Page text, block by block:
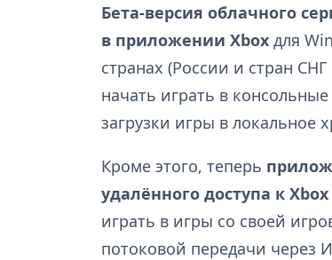
Бета-версия облачного
в приложении Xbox для
странах (России и стран
начать играть в
загрузки игры в локальное
Кроме этого, теперь
удалённого доступа к
играть в игры со своей
потоковой передачи через